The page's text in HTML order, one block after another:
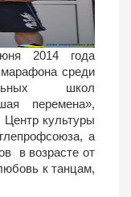
2014 года
среди
школ
перемена»,
Центр культуры
а
в возрасте от
к танцам,